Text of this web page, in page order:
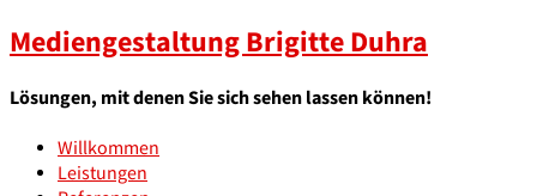
Mediengestaltung Brigitte Duhra
Lösungen, mit denen Sie sich sehen lassen können!
Willkommen
Leistungen